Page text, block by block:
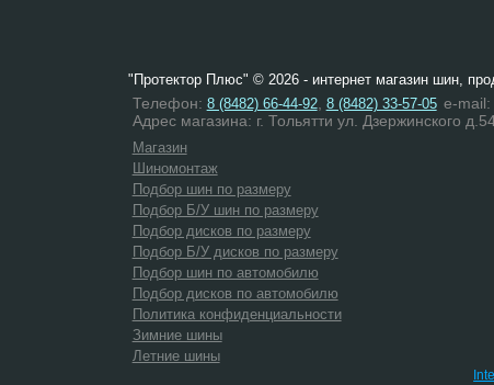
"Протектор Плюс" © 2026 - интернет магазин шин,
Телефон: 8 (8482) 66-44-92, 8 (8482) 33-57-05 e-mail:
Адрес магазина: г. Тольятти ул. Дзержинского
Магазин
Шиномонтаж
Подбор шин по размеру
Подбор Б/У шин по размеру
Подбор дисков по размеру
Подбор Б/У дисков по размеру
Подбор шин по автомобилю
Подбор дисков по автомобилю
Политика конфиденциальности
Зимние шины
Летние шины